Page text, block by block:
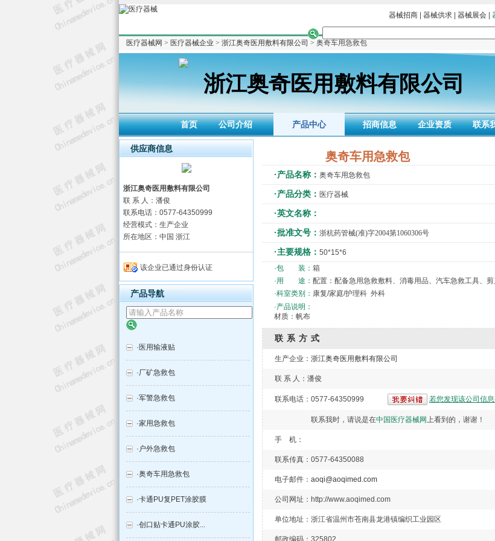
器械招商 器械供求 器械展会
医疗器械网 > 医疗器械企业 > 浙江奥奇医用敷料有限公司 > 奥奇车用急救包
浙江奥奇医用敷料有限公司
首页 公司介绍 产品中心 招商信息 企业资质 联系
奥奇车用急救包
·产品名称： 奥奇车用急救包
·产品分类： 医疗器械
·英文名称：
·批准文号： 浙杭药管械(准)字2004第1060306号
·主要规格： 50*15*6
·包 装： 箱
·用 途： 配置：配备急用急救敷料、消毒用品、汽车急救工具、
·科室类别： 康复/家庭/护理科 外科
·产品说明：
材质：帆布
联系方式
生产企业： 浙江奥奇医用敷料有限公司
联 系 人：潘俊
联系电话：0577-64350999 若您发现该公司信
联系我时，请说是在中国医疗器械网上看到的，谢谢！
手 机：
联系传真：0577-64350088
电子邮件： aoqi@aoqimed.com
公司网址：http://www.aoqimed.com
单位地址：浙江省温州市苍南县龙港镇编织工业园区
邮政编码：325802
供应商信息
浙江奥奇医用敷料有限公司
联 系 人：潘俊
联系电话：0577-64350999
经营模式：生产企业
所在地区：中国 浙江
该企业已通过身份认证
产品导航
· 医用输液贴
·厂矿急救包
·军警急救包
·家用急救包
· 户外急救包
·奥奇车用急救包
·卡通PU复PET涂胶膜
·创口贴卡通PU涂胶...